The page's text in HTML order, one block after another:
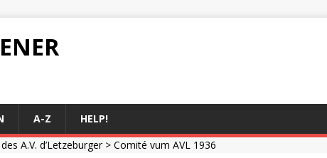
A-Z
HELP!
A.V. d’Letzeburger> Comité vum AVL 1936